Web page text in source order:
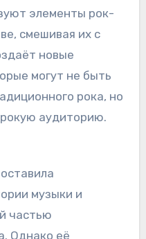
элементы рок-
смешивая их с
новые
могут не быть
рока, но
аудиторию.
музыки и
частью
Однако её